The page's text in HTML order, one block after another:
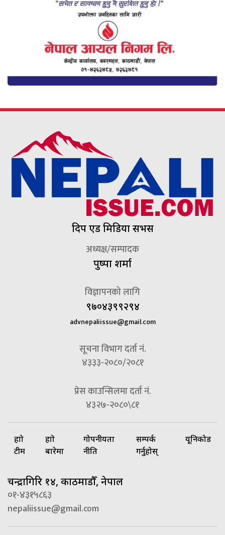
दिप एड मिडिया सर्भिस
अध्यक्ष/सम्पादक
पुष्पा शर्मा
विज्ञापनको लागि
९७०४३९९२९४
advnepaliissue@gmail.com
सूचना विभाग दर्ता नं.
४३३३-२०८०/२०८१
प्रेस काउन्सिलमा दर्ता नं.
४३२७-२०८०\८१
हाम्रो
टीम
हाम्रो
बारेमा
गोपनीयता
नीति
सम्पर्क
गर्नुहोस्
यूनिकोड
चन्द्रागिरि १४, काठमाडौँ, नेपाल
०१-४३१५८६३
nepaliissue@gmail.com